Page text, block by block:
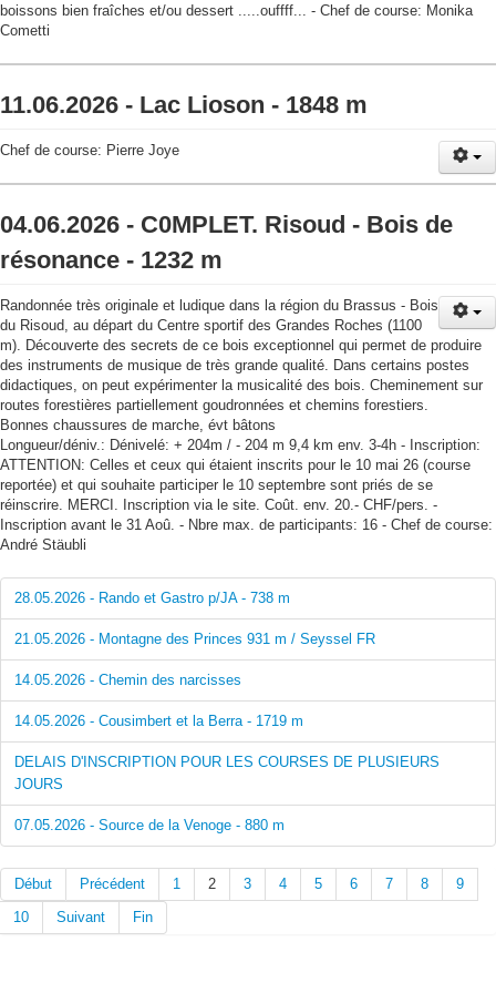
boissons bien fraîches et/ou dessert .....ouffff... - Chef de course: Monika
Cometti
11.06.2026 - Lac Lioson - 1848 m
Chef de course: Pierre Joye
04.06.2026 - C0MPLET. Risoud - Bois de
résonance - 1232 m
Randonnée très originale et ludique dans la région du Brassus - Bois
du Risoud, au départ du Centre sportif des Grandes Roches (1100
m). Découverte des secrets de ce bois exceptionnel qui permet de produire
des instruments de musique de très grande qualité. Dans certains postes
didactiques, on peut expérimenter la musicalité des bois. Cheminement sur
routes forestières partiellement goudronnées et chemins forestiers.
Bonnes chaussures de marche, évt bâtons
Longueur/déniv.: Dénivelé: + 204m / - 204 m 9,4 km env. 3-4h - Inscription:
ATTENTION: Celles et ceux qui étaient inscrits pour le 10 mai 26 (course
reportée) et qui souhaite participer le 10 septembre sont priés de se
réinscrire. MERCI. Inscription via le site. Coût. env. 20.- CHF/pers. -
Inscription avant le 31 Aoû. - Nbre max. de participants: 16 - Chef de course:
André Stäubli
28.05.2026 - Rando et Gastro p/JA - 738 m
21.05.2026 - Montagne des Princes 931 m / Seyssel FR
14.05.2026 - Chemin des narcisses
14.05.2026 - Cousimbert et la Berra - 1719 m
DELAIS D'INSCRIPTION POUR LES COURSES DE PLUSIEURS
JOURS
07.05.2026 - Source de la Venoge - 880 m
Début Précédent 1 2 3 4 5 6 7 8
9
10
Suivant Fin